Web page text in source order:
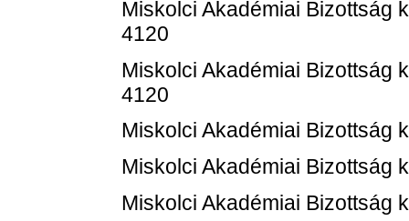
Miskolci Akadémiai Bizottság
4120
Miskolci Akadémiai Bizottság
4120
Miskolci Akadémiai Bizottság
Miskolci Akadémiai Bizottság
Miskolci Akadémiai Bizottság